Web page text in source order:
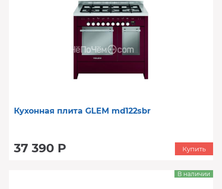
Кухонная плита GLEM md122sbr
37 390 Р Купить
В наличии